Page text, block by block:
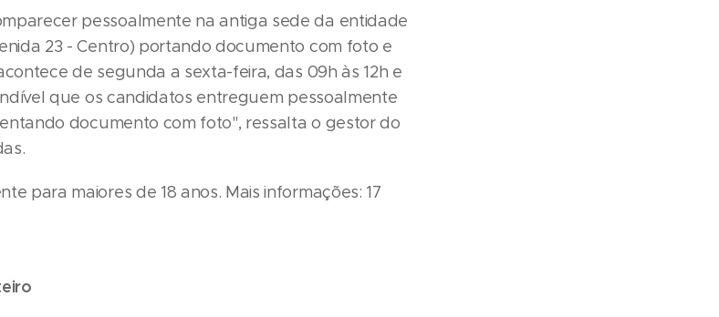
pessoalmente na antiga sede da entidade
23 - Centro) portando documento com foto e
de segunda a sexta-feira, das 09h às 12h e
que os candidatos entreguem pessoalmente
documento com foto", ressalta o gestor do
para maiores de 18 anos. Mais informações: 17